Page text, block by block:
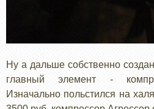
Ну а дальше собственно
главный элемент -
Изначально польстился на